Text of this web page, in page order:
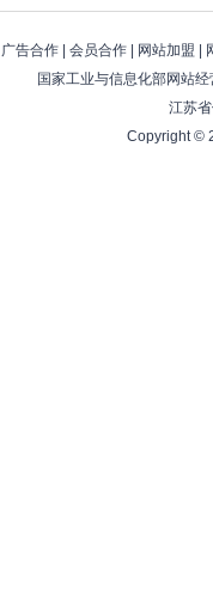
广告合作| 会员合作| 网站加盟
国家工业与信息化部网站
江苏
Copyright ©